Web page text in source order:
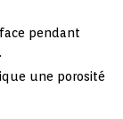
pendant
une porosité